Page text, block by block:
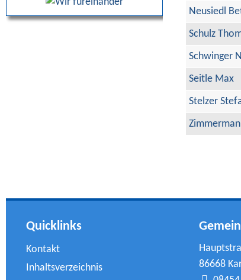
Neusiedl
Schulz
Schwinger
Seitle Max
Stelzer
Quicklinks
Kontakt
Inhaltsverzeichnis
86668